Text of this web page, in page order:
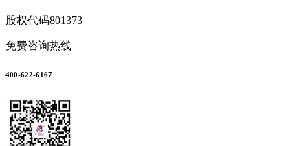
股权代码801373
免费咨询热线
400-622-6167